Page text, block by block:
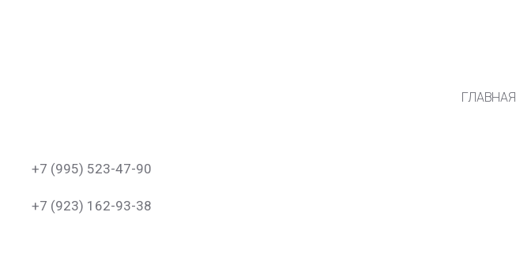
ГЛАВНАЯ
+7 (995) 523-47-90
+7 (923) 162-93-38